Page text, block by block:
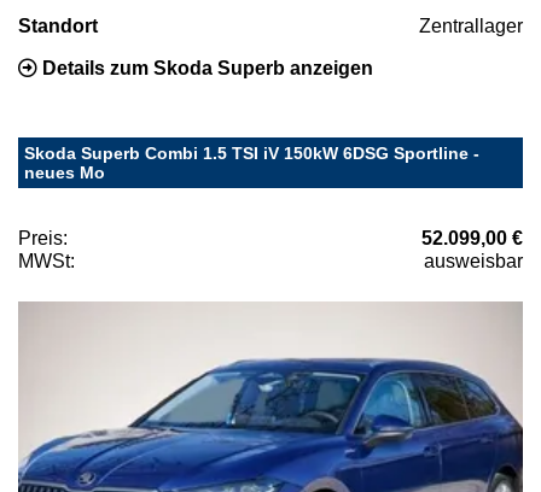
Standort Zentrallager
Details zum Skoda Superb anzeigen
Skoda Superb Combi 1.5 TSI iV 150kW 6DSG Sportline -
neues Mo
Preis:
52.099,00 €
MWSt:
ausweisbar